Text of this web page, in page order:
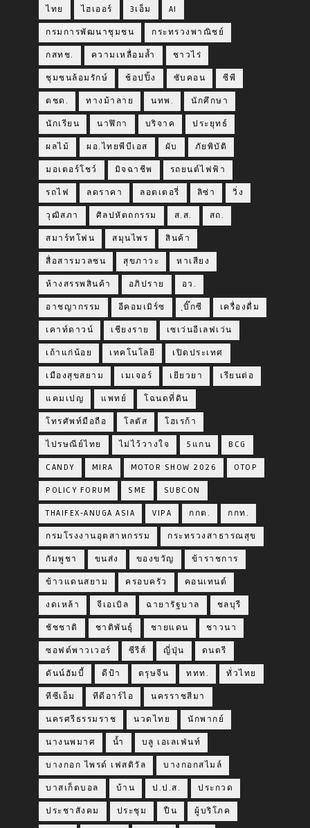
ไทย ไฮเออร์ 3เอ็ม AI
กรมการพัฒนาชุมชน กระทรวงพาณิชย์
กสทช. ความเหลื่อมล้ำ ชาวไร่
ชุมชนล้อมรักษ์ ช้อปปิ้ง ซับคอน ซีพี
ตชด. ทางม้าลาย นทพ. นักศึกษา
นักเรียน นาฬิกา บริจาค ประยุทธ์
ผลไม้ ผอ.ไทยพีบีเอส ผับ ภัยพิบัติ
มอเตอร์โชว์ มิจฉาชีพ รถยนต์ไฟฟ้า
รถไฟ ลดราคา ลอตเตอรี่ ลิซ่า วิ่ง
วุฒิสภา ศิลปหัตถกรรม ส.ส. สถ.
สมาร์ทโฟน สมุนไพร สินค้า
สื่อสารมวลชน สุขภาวะ หาเสียง
ห้างสรรพสินค้า อภิปราย อว.
อาชญากรรม อีคอมเมิร์ซ ฺบิ๊กซี เครื่องดื่ม
เคาท์ดาวน์ เชียงราย เซเว่นอีเลฟเว่น
เถ้าแก่น้อย เทคโนโลยี เปิดประเทศ
เมืองสุขสยาม เมเจอร์ เยียวยา เรียนต่อ
แคมเปญ แพทย์ โฉนดที่ดิน
โทรศัพท์มือถือ โลตัส โฮเรก้า
ไปรษณีย์ไทย ไม่ไว้วางใจ 5แกน BCG
CANDY MIRA MOTOR SHOW 2026 OTOP
POLICY FORUM SME SUBCON
THAIFEX-ANUGA ASIA VIPA กกต. กกท.
กรมโรงงานอุตสาหกรรม กระทรวงสาธารณสุข
กัมพูชา ขนส่ง ของขวัญ ข้าราชการ
ข้าวแดนสยาม ครอบครัว คอนเทนต์
งดเหล้า จีเอเบิล ฉายารัฐบาล ชลบุรี
ชัชชาติ ชาติพันธุ์ ชายแดน ชาวนา
ซอฟต์พาวเวอร์ ซีรีส์ ญี่ปุ่น ดนตรี
ดันน์ฮัมบี้ ดีป้า ตรุษจีน ททท. ทั่วไทย
ทีซีเอ็ม ทีดีอาร์ไอ นครราชสีมา
นครศรีธรรมราช นวดไทย นักพากย์
นางนพมาศ น้ำ บลู เอเลเฟ่นท์
บางกอก ไพรด์ เฟสติวัล บางกอกสไมล์
บาสเก็ตบอล บ้าน ป.ป.ส. ประกวด
ประชาสังคม ประชุม ปืน ผู้บริโภค